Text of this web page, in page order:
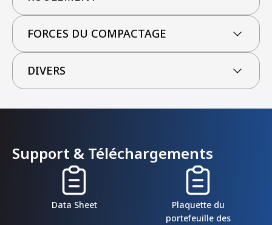
FORCES DU COMPACTAGE
DIVERS
Support & Téléchargements
Data Sheet
Plaquette du
portefeuille des